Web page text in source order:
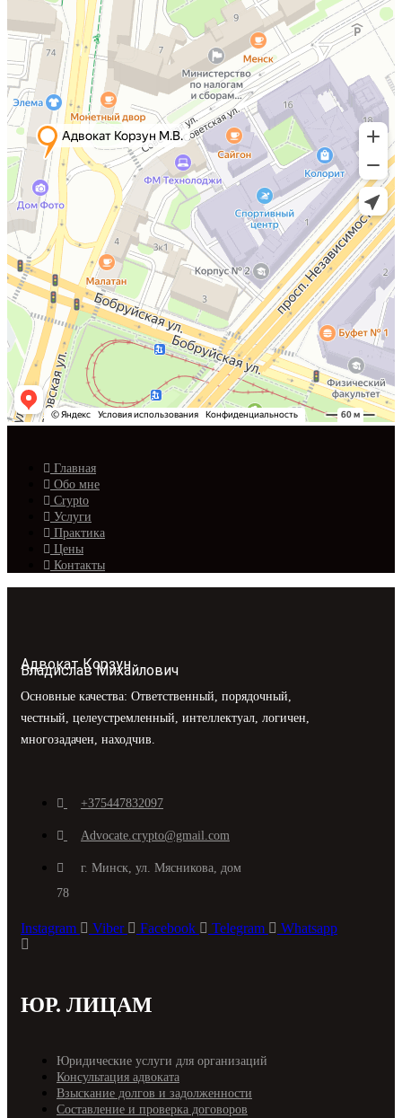
Главная
Обо мне
Crypto
Услуги
Практика
Цены
Контакты
Адвокат Корзун
Владислав Михайлович
Основные качества: Ответственный, порядочный,
честный, целеустремленный, интеллектуал, логичен,
многозадачен, находчив.
+375447832097
Advocate.crypto@gmail.com
г. Минск, ул. Мясникова, дом
78
Instagram Viber Facebook Telegram Whatsapp
ЮР. ЛИЦАМ
Юридические услуги для организаций
Консультация адвоката
Взыскание долгов и задолженности
Составление и проверка договоров